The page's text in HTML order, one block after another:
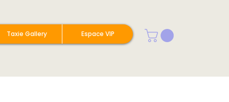
Taxie Gallery Espace VIP